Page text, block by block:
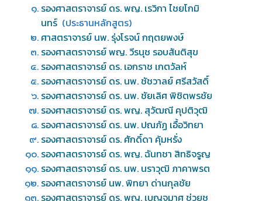
รองศาสตราจารย์ ดร. พญ. เรวิกา ไชยโกมิ
นทร์ (ประธานหลักสูตร)
ศาสตราจารย์ นพ. รุ่งโรจน์ กฤตยพงษ์
รองศาสตราจารย์ พญ. วีรนุช รอบสันติสุข
รองศาสตราจารย์ ดร. เอกราช เกตวัลห์
รองศาสตราจารย์ ดร. นพ. ชัชวาลย์ ศรีสวัสดิ์
รองศาสตราจารย์ ดร. นพ. ชัยเลิศ พิชิตพรชัย
รองศาสตราจารย์ ดร. พญ. สุวัฒณี คุปติวุฒิ
รองศาสตราจารย์ ดร. นพ. ปณภัฏ เอื้อวิทยา
รองศาสตราจารย์ ดร. ศักดิ์ดา คุ้มหรั่ง
รองศาสตราจารย์ ดร. พญ. ฉันทชา สิทธิจรูญ
รองศาสตราจารย์ ดร. นพ. นราวุฒิ ภาคาพรต
รองศาสตราจารย์ นพ. พิทยา ด่านกุลชัย
รองศาสตราจารย์ ดร. พญ. เบญจมาศ ช่วยชู